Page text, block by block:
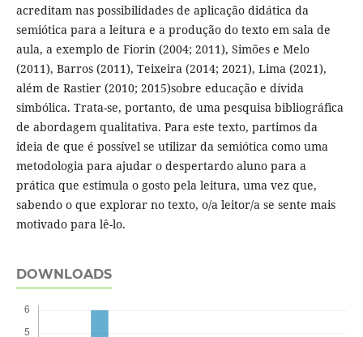
acreditam nas possibilidades de aplicação didática da
semiótica para a leitura e a produção do texto em sala de
aula, a exemplo de Fiorin (2004; 2011), Simões e Melo
(2011), Barros (2011), Teixeira (2014; 2021), Lima (2021),
além de Rastier (2010; 2015)sobre educação e dívida
simbólica. Trata-se, portanto, de uma pesquisa bibliográfica
de abordagem qualitativa. Para este texto, partimos da
ideia de que é possível se utilizar da semiótica como uma
metodologia para ajudar o despertardo aluno para a
prática que estimula o gosto pela leitura, uma vez que,
sabendo o que explorar no texto, o/a leitor/a se sente mais
motivado para lê-lo.
DOWNLOADS